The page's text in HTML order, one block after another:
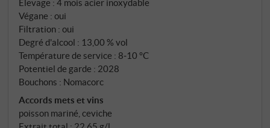
Élevage : 4 mois acier inoxydable
Végane : oui
Filtration : oui
Degré d'alcool : 13,00 % vol
Température de service : 8‑10 °C
Potentiel de garde : 2028
Bouchons : Nomacorc
Accords mets et vins
poisson mariné, ceviche